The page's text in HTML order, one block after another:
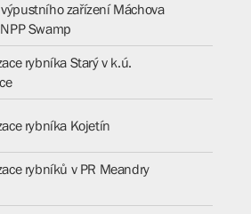
zařízení Máchova
Swamp
rybníka Starý v k.ú.
rybníka Kojetín
rybníků v PR Meandry